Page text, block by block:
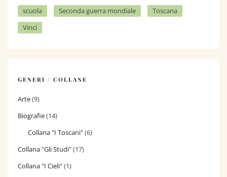
scuola
Seconda guerra mondiale
Toscana
Vinci
GENERI / COLLANE
Arte(9)
Biografie(14)
Collana "I Toscani"(6)
Collana "Gli Studi"(17)
Collana "I Cieli"(1)